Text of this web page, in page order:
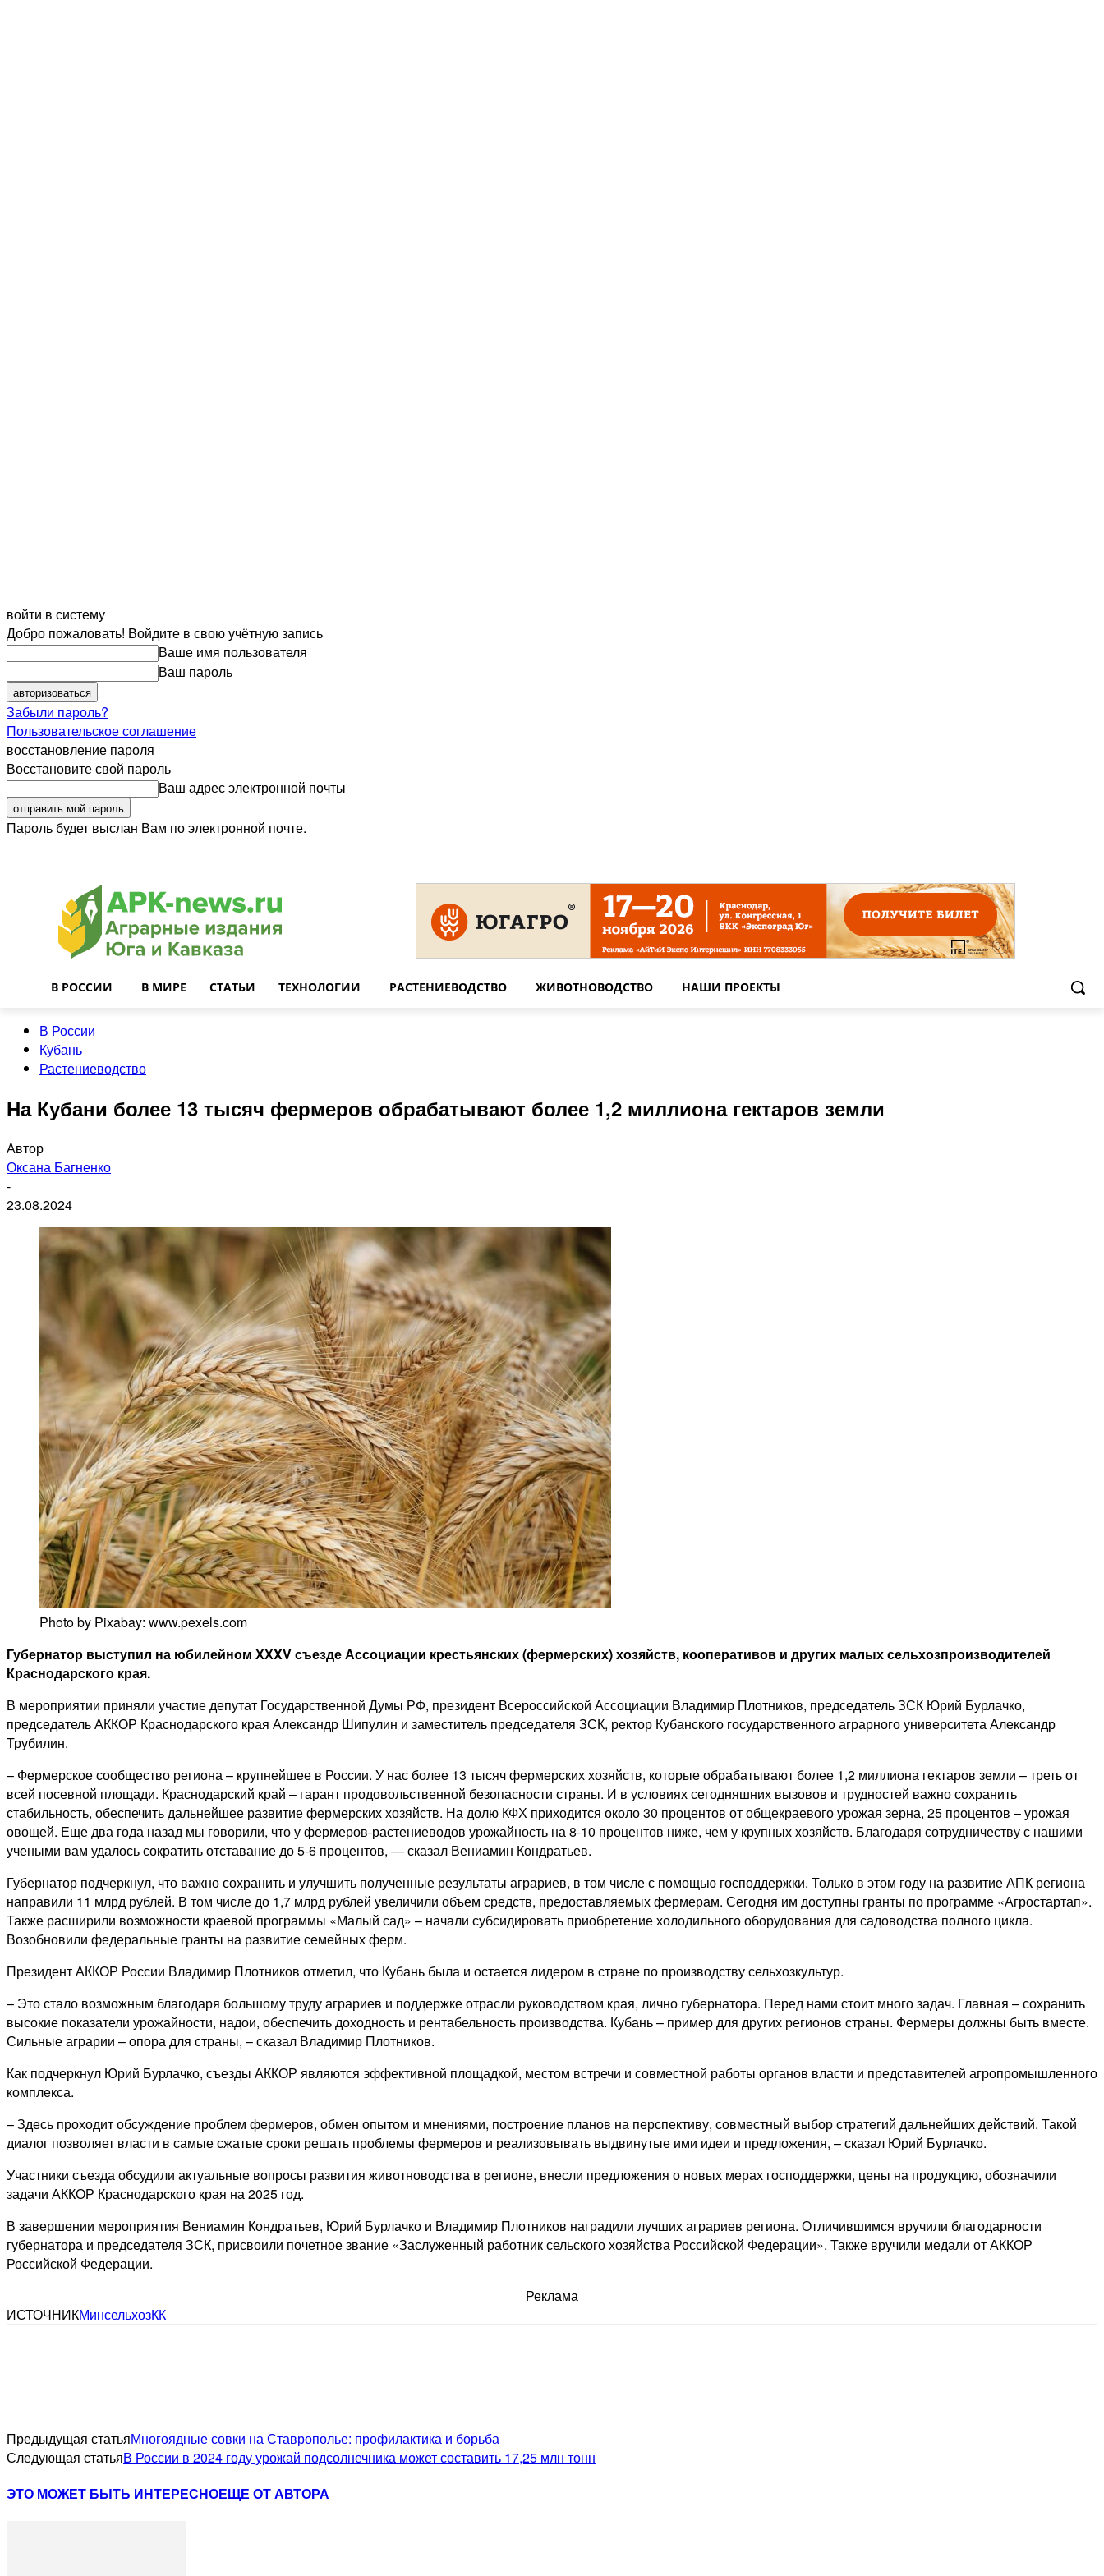
войти в систему
Добро пожаловать! Войдите в свою учётную запись
Ваше имя пользователя
Ваш пароль
Забыли пароль?
Пользовательское соглашение
восстановление пароля
Восстановите свой пароль
Ваш адрес электронной почты
Пароль будет выслан Вам по электронной почте.
В РОССИИ В МИРЕ СТАТЬИ ТЕХНОЛОГИИ РАСТЕНИЕВОДСТВО ЖИВОТНОВОДСТВО НАШИ ПРОЕКТЫ
В России
Кубань
Растениеводство
На Кубани более 13 тысяч фермеров обрабатывают более 1,2 миллиона гектаров земли
Автор
Оксана Багненко
-
23.08.2024
Photo by Pixabay: www.pexels.com
Губернатор выступил на юбилейном ХХXV съезде Ассоциации крестьянских (фермерских) хозяйств, кооперативов и других малых сельхозпроизводителей
Краснодарского края.
В мероприятии приняли участие депутат Государственной Думы РФ, президент Всероссийской Ассоциации Владимир Плотников, председатель ЗСК Юрий Бурлачко,
председатель АККОР Краснодарского края Александр Шипулин и заместитель председателя ЗСК, ректор Кубанского государственного аграрного университета Александр
Трубилин.
– Фермерское сообщество региона – крупнейшее в России. У нас более 13 тысяч фермерских хозяйств, которые обрабатывают более 1,2 миллиона гектаров земли – треть от
всей посевной площади. Краснодарский край – гарант продовольственной безопасности страны. И в условиях сегодняшних вызовов и трудностей важно сохранить
стабильность, обеспечить дальнейшее развитие фермерских хозяйств. На долю КФХ приходится около 30 процентов от общекраевого урожая зерна, 25 процентов – урожая
овощей. Еще два года назад мы говорили, что у фермеров-растениеводов урожайность на 8-10 процентов ниже, чем у крупных хозяйств. Благодаря сотрудничеству с нашими
учеными вам удалось сократить отставание до 5-6 процентов, — сказал Вениамин Кондратьев.
Губернатор подчеркнул, что важно сохранить и улучшить полученные результаты аграриев, в том числе с помощью господдержки. Только в этом году на развитие АПК региона
направили 11 млрд рублей. В том числе до 1,7 млрд рублей увеличили объем средств, предоставляемых фермерам. Сегодня им доступны гранты по программе «Агростартап».
Также расширили возможности краевой программы «Малый сад» – начали субсидировать приобретение холодильного оборудования для садоводства полного цикла.
Возобновили федеральные гранты на развитие семейных ферм.
Президент АККОР России Владимир Плотников отметил, что Кубань была и остается лидером в стране по производству сельхозкультур.
– Это стало возможным благодаря большому труду аграриев и поддержке отрасли руководством края, лично губернатора. Перед нами стоит много задач. Главная – сохранить
высокие показатели урожайности, надои, обеспечить доходность и рентабельность производства. Кубань – пример для других регионов страны. Фермеры должны быть вместе.
Сильные аграрии – опора для страны, – сказал Владимир Плотников.
Как подчеркнул Юрий Бурлачко, съезды АККОР являются эффективной площадкой, местом встречи и совместной работы органов власти и представителей агропромышленного
комплекса.
– Здесь проходит обсуждение проблем фермеров, обмен опытом и мнениями, построение планов на перспективу, совместный выбор стратегий дальнейших действий. Такой
диалог позволяет власти в самые сжатые сроки решать проблемы фермеров и реализовывать выдвинутые ими идеи и предложения, – сказал Юрий Бурлачко.
Участники съезда обсудили актуальные вопросы развития животноводства в регионе, внесли предложения о новых мерах господдержки, цены на продукцию, обозначили
задачи АККОР Краснодарского края на 2025 год.
В завершении мероприятия Вениамин Кондратьев, Юрий Бурлачко и Владимир Плотников наградили лучших аграриев региона. Отличившимся вручили благодарности
губернатора и председателя ЗСК, присвоили почетное звание «Заслуженный работник сельского хозяйства Российской Федерации». Также вручили медали от АККОР
Российской Федерации.
Реклама
ИСТОЧНИКМинсельхозКК
Предыдущая статьяМногоядные совки на Ставрополье: профилактика и борьба
Следующая статьяВ России в 2024 году урожай подсолнечника может составить 17,25 млн тонн
ЭТО МОЖЕТ БЫТЬ ИНТЕРЕСНОЕЩЕ ОТ АВТОРА